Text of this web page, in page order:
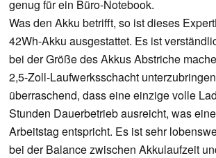
genug für ein Büro-Notebook.
Was den Akku betrifft, so ist dieses
42Wh-Akku ausgestattet. Es ist
bei der Größe des Akkus Abstriche
2,5-Zoll-Laufwerksschacht
überraschend, dass eine einzige volle
Stunden Dauerbetrieb ausreicht, was
Arbeitstag entspricht. Es ist sehr
bei der Balance zwischen Akkulaufzeit